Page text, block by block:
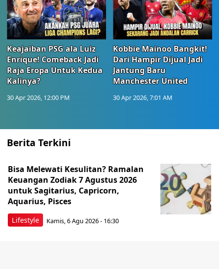
Keajaiban PSG ala Luiz
Enrique! Comeback Jadi
Raja Eropa Untuk Kedua
Kalinya?
30 Apr 2026, 12:00 PM
Kobbie Mainoo Bangkit!
Dari Hampir Dijual Jadi
Jantung Baru
Manchester United
30 Apr 2026, 7:01 AM
Berita Terkini
Lifestyle
Bisa Melewati Kesulitan? Ramalan
Keuangan Zodiak 7 Agustus 2026
untuk Sagitarius, Capricorn,
Aquarius, Pisces
Kamis, 6 Agu 2026 - 16:30